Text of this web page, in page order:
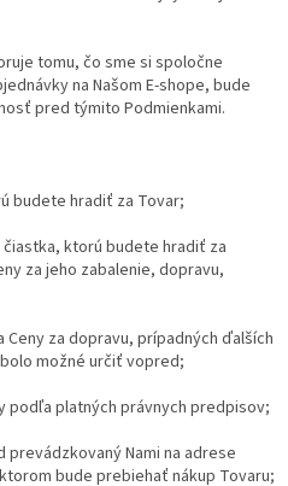
tomu, čo sme si spoločne
na Našom E-shope, bude
pred týmito Podmienkami.
budete hradiť za Tovar;
čiastka, ktorú budete hradiť za
za jeho zabalenie, dopravu,
Ceny za dopravu, prípadných ďalších
možné určiť vopred;
podľa platných právnych predpisov;
Nami na adrese
bude prebiehať nákup Tovaru;